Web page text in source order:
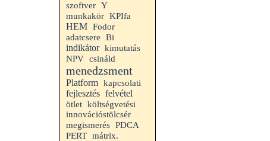
szoftver Y
munkakör KPIfa
HEM Fodor
adatcsere
Bi
indikátor kimutatás
NPV csináld
menedzsment
Platform kapcsolati
fejlesztés felvétel
ötlet költségvetési
innovációstölcsér
megismerés PDCA
PERT mátrix.